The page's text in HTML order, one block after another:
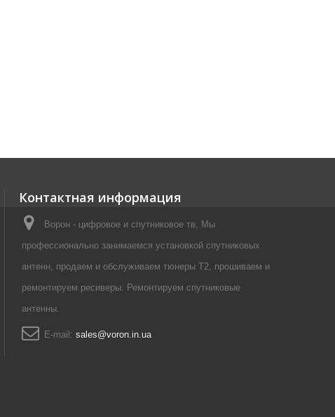
Контактная информация
Ворон - цифровое и спутниковое тв, Мы
профессионально занимаемся установкой спутниковых
антенн, продаем и обслуживаем тюнеры Т2, прошиваем и
ремонтируем ресиверы. Ремонтируем спутниковые
антенны.
E-mail: sales@voron.in.ua